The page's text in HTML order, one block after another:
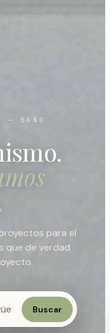
— SALA
para el
que de verdad
Buscar